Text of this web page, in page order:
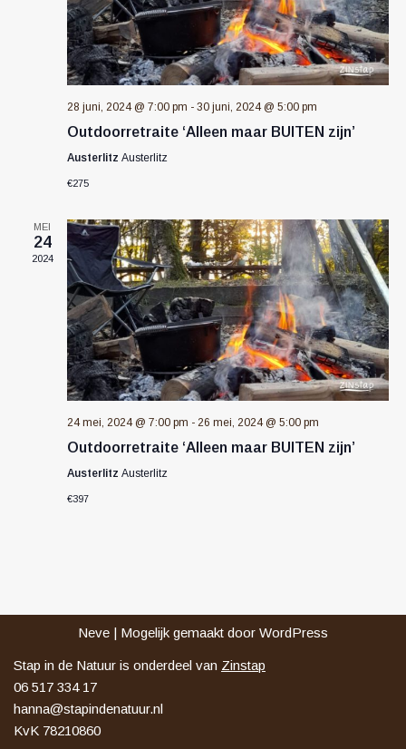
28 juni, 2024 @ 7:00 pm - 30 juni, 2024 @ 5:00 pm
Outdoorretraite ‘Alleen maar BUITEN zijn’
Austerlitz Austerlitz
€275
MEI
24
2024
24 mei, 2024 @ 7:00 pm - 26 mei, 2024 @ 5:00 pm
Outdoorretraite ‘Alleen maar BUITEN zijn’
Austerlitz Austerlitz
€397
Neve | Mogelijk gemaakt door WordPress
Stap in de Natuur is onderdeel van Zinstap
06 517 334 17
hanna@stapindenatuur.nl
KvK 78210860